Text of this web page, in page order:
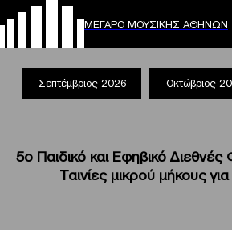
ΜΕΓΑΡΟ ΜΟΥΣΙΚΗΣ ΑΘΗΝΩΝ
Σεπτέμβριος 2026 Οκτώβριος
5ο Παιδικό και Εφηβικό
Ταινίες μικρού μήκους